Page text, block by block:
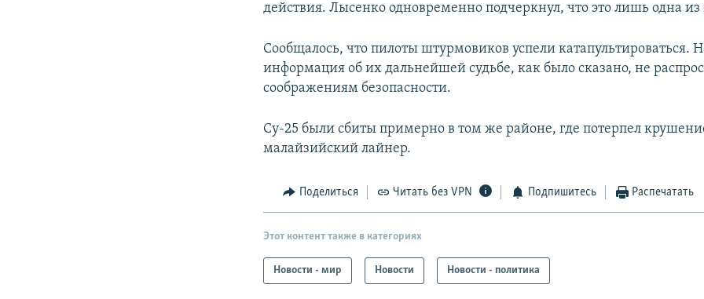
действия. Лысенко одновременно подчеркнул, что это лишь одна из
Сообщалось, что пилоты штурмовиков успели катапультироваться.
информация об их дальнейшей судьбе, как было сказано, не
соображениям безопасности.
Су-25 были сбиты примерно в том же районе, где потерпел
малайзийский лайнер.
Поделиться Читать без VPN Подпишитесь Распечатать
Этот контент также в категориях
Новости - мир Новости Новости - политика